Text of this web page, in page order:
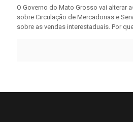
O Governo do Mato Grosso vai alterar
sobre Circulação de Mercadorias e
sobre as vendas interestaduais. Por